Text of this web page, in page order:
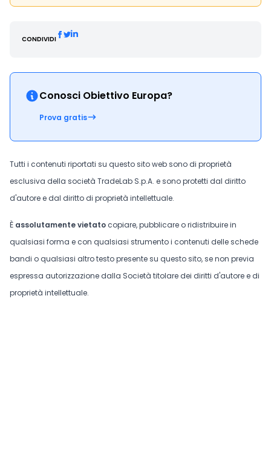
CONDIVIDI
Conosci Obiettivo Europa?
Prova gratis
Tutti i contenuti riportati su questo sito web sono di proprietà
esclusiva della società TradeLab S.p.A. e sono protetti dal diritto
d'autore e dal diritto di proprietà intellettuale.
È assolutamente vietato copiare, pubblicare o ridistribuire in
qualsiasi forma e con qualsiasi strumento i contenuti delle schede
bandi o qualsiasi altro testo presente su questo sito, se non previa
espressa autorizzazione dalla Società titolare dei diritti d'autore e di
proprietà intellettuale.